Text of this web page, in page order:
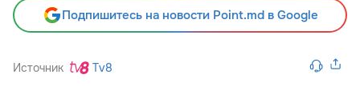
Подпишитесь на новости Point.md в Google
Источник Tv8